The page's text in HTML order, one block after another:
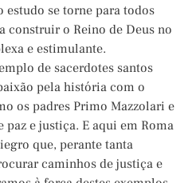
se torne para todos
construir o Reino de Deus no
e estimulante.
de sacerdotes santos
pela história com o
os padres Primo Mazzolari e
e justiça. E aqui em Roma
que, perante tanta
caminhos de justiça e